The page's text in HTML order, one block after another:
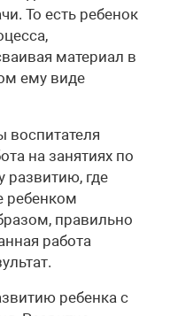
То есть ребенок
материал в
ему виде
воспитателя
на занятиях по
где
ребенком
правильно
работа
ребенка с